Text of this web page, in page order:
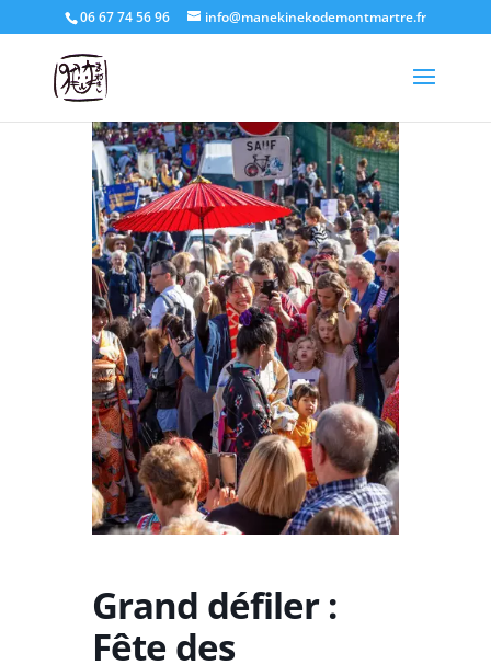
06 67 74 56 96 info@manekinekodemontmartre.fr
Grand défiler :
Fête des